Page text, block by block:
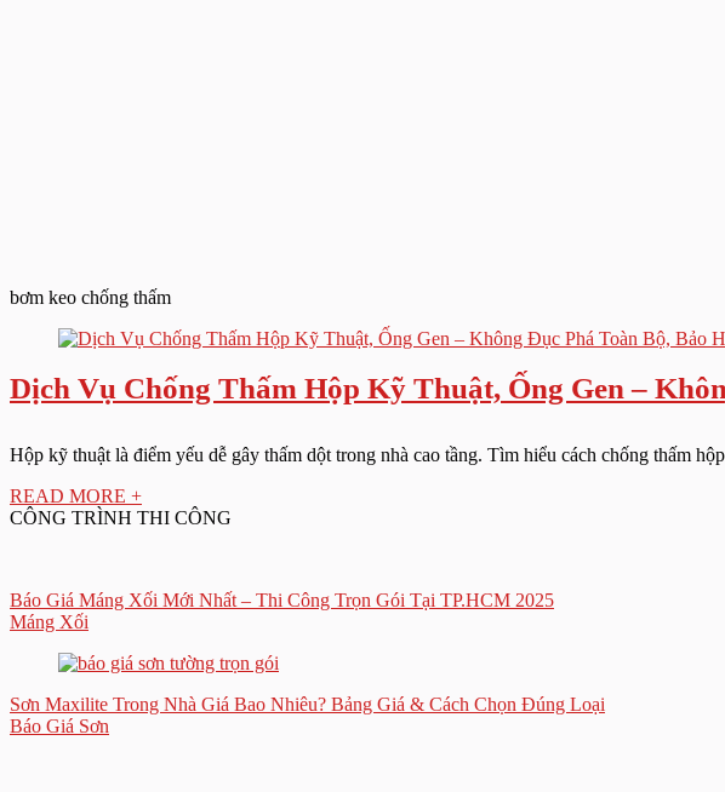
bơm keo chống thấm
Dịch Vụ Chống Thấm Hộp Kỹ Thuật, Ống Gen –
Hộp kỹ thuật là điểm yếu dễ gây thấm dột trong nhà cao tầng. Tìm hiểu cách chống thấm
READ MORE +
CÔNG TRÌNH THI CÔNG
Báo Giá Máng Xối Mới Nhất – Thi Công Trọn Gói Tại TP.HCM 2025
Máng Xối
Sơn Maxilite Trong Nhà Giá Bao Nhiêu? Bảng Giá & Cách Chọn Đúng Loại
Báo Giá Sơn